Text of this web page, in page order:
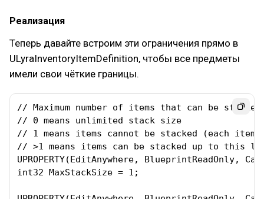
Реализация
Теперь давайте встроим эти ограничения прямо в
ULyraInventoryItemDefinition, чтобы все предметы
имели свои чёткие границы.
// Maximum number of items that can be
// 0 means unlimited stack size
// 1 means items cannot be stacked (each
// >1 means items can be stacked up to this
UPROPERTY(EditAnywhere, BlueprintReadOnly,
int32 MaxStackSize = 1;